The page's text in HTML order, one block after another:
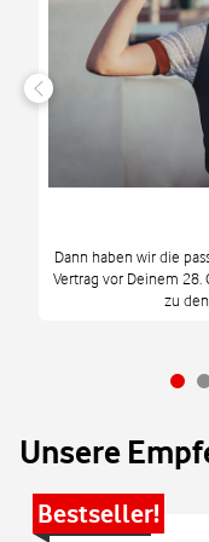
Dann haben wir die
Vertrag vor Deinem 28.
zu
Unsere
Bestseller!